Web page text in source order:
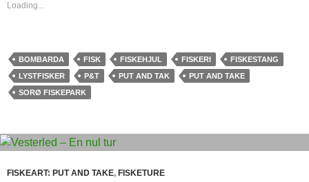
Loading...
BOMBARDA FISK FISKEHJUL FISKERI
FISKESTANG
LYSTFISKER
P&T PUT AND TAK
PUT AND TAKE
SORØ FISKEPARK
FISKEART: PUT AND TAKE, FISKETURE